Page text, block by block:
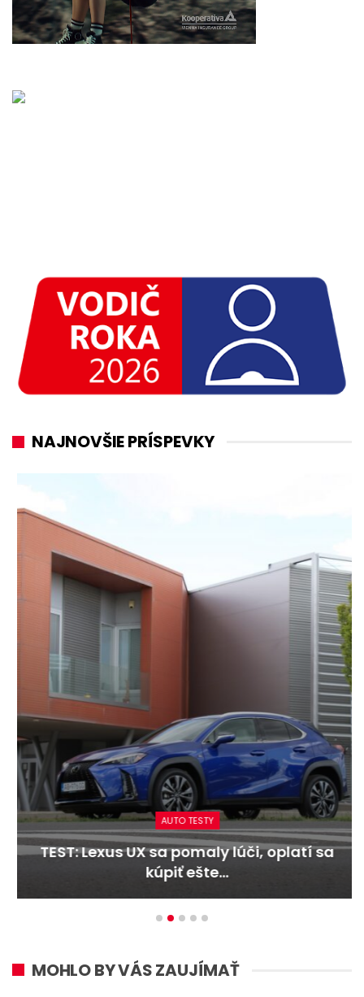
NAJNOVŠIE PRÍSPEVKY
AUTO TESTY
TEST: Lexus UX sa pomaly lúči, oplatí sa
kúpiť ešte…
MOHLO BY VÁS ZAUJÍMAŤ